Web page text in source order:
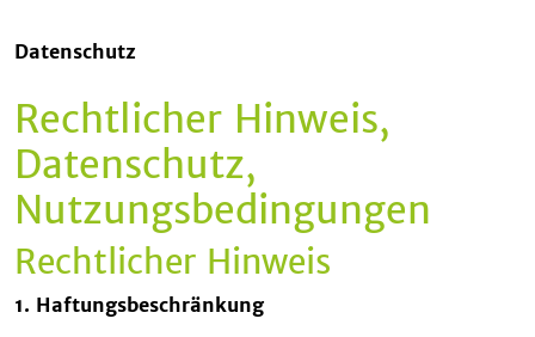
Datenschutz
Rechtlicher Hinweis,
Datenschutz,
Nutzungsbedingungen
Rechtlicher Hinweis
1. Haftungsbeschränkung